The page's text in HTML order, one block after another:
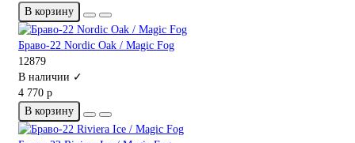
В корзину
Браво-22 Nordic Oak / Magic Fog
12879
В наличии ✓
4 770 р
В корзину